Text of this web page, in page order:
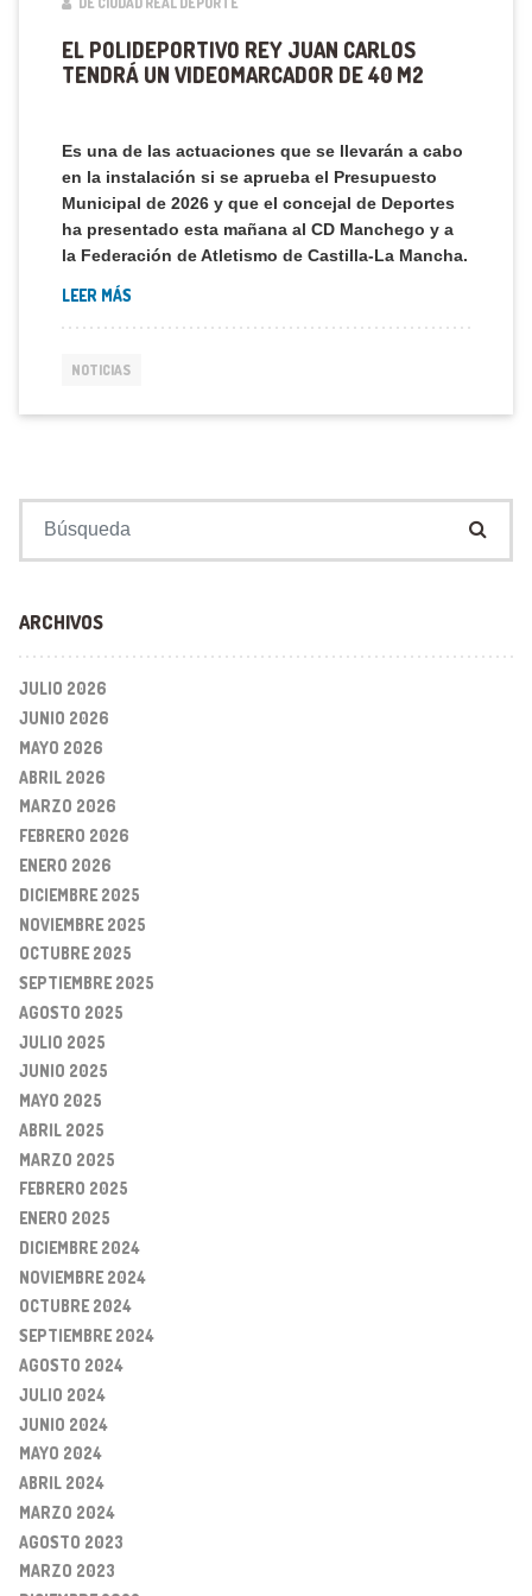
EL POLIDEPORTIVO REY JUAN CARLOS
TENDRÁ UN VIDEOMARCADOR DE 40 M2
Es una de las actuaciones que se llevarán a cabo
en la instalación si se aprueba el Presupuesto
Municipal de 2026 y que el concejal de Deportes
ha presentado esta mañana al CD Manchego y a
la Federación de Atletismo de Castilla-La Mancha.
LEER MÁS
NOTICIAS
ARCHIVOS
JULIO 2026
JUNIO 2026
MAYO 2026
ABRIL 2026
MARZO 2026
FEBRERO 2026
ENERO 2026
DICIEMBRE 2025
NOVIEMBRE 2025
OCTUBRE 2025
SEPTIEMBRE 2025
AGOSTO 2025
JULIO 2025
JUNIO 2025
MAYO 2025
ABRIL 2025
MARZO 2025
FEBRERO 2025
ENERO 2025
DICIEMBRE 2024
NOVIEMBRE 2024
OCTUBRE 2024
SEPTIEMBRE 2024
AGOSTO 2024
JULIO 2024
JUNIO 2024
MAYO 2024
ABRIL 2024
MARZO 2024
AGOSTO 2023
MARZO 2023